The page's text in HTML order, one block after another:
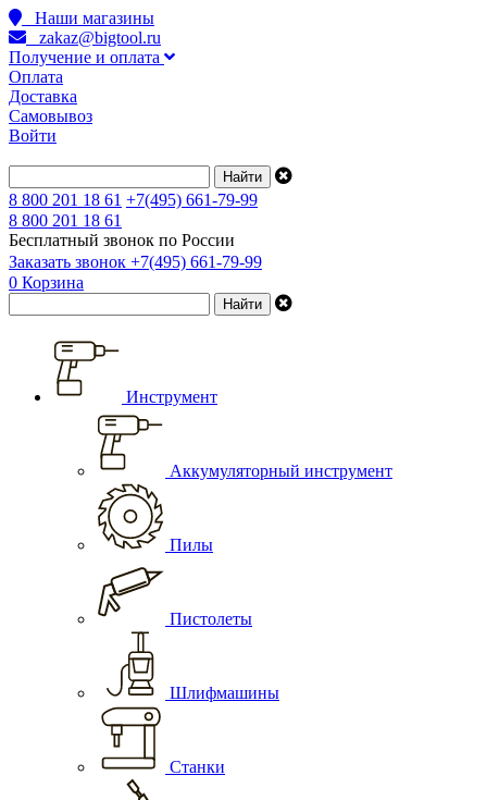
Наши магазины
zakaz@bigtool.ru
Получение и оплата
Оплата
Доставка
Самовывоз
Войти
8 800 201 18 61 +7(495) 661-79-99
8 800 201 18 61
Бесплатный звонок по России
Заказать звонок +7(495) 661-79-99
0 Корзина
Инструмент
Аккумуляторный инструмент
Пилы
Пистолеты
Шлифмашины
Станки